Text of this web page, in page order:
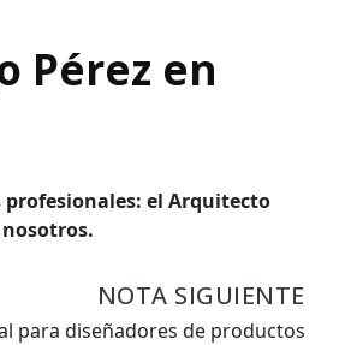
Pérez en
profesionales: el Arquitecto
NOTA SIGUIENTE
para diseñadores de productos